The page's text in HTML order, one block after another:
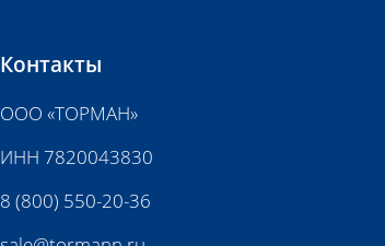
Контакты
ООО «ТОРМАН»
ИНН 7820043830
8 (800) 550-20-36